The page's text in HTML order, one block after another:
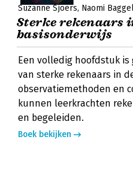
Suzanne Sjoers Naomi
Sterke rekenaars
basisonderwijs
Een volledig hoofdstuk
van sterke rekenaars in
observatiemethoden en
kunnen leerkrachten
en begeleiden.
Boek bekijken